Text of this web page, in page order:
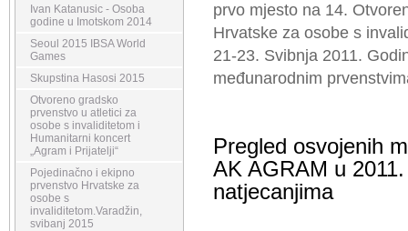
prvo mjesto na 14.
Hrvatske za osobe s
21-23. Svibnja 2011.
međunarodnim
Pregled osvojenih
AK AGRAM u
natjecanjima
Ivan Katanusic - Osoba
godine u Imotskom 2014
Seoul 2015 IBSA World
Games
Skupstina Hasosi 2015
Otvoreno gradsko
prvenstvo u atletici za
osobe s invaliditetom i
Humanitarni koncert
„Agram i Prijatelji“
Pojedinačno i ekipno
prvenstvo Hrvatske za
osobe s
invaliditetom.Varadžin,
svibanj 2015